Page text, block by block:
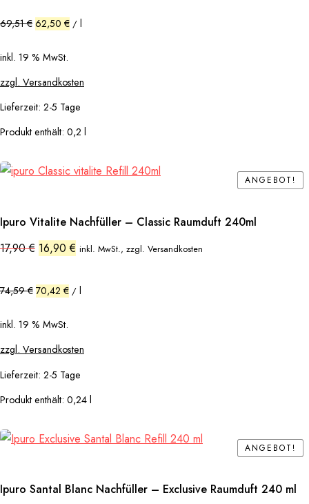
69,51€ 62,50 € / l
inkl. 19 % MwSt.
zzgl. Versandkosten
Lieferzeit: 2-5 Tage
Produkt enthält: 0,2 l
ANGEBOT!
ANGEBOT!
Ipuro Vitalite Nachfüller – Classic Raumduft 240ml
17,90€ Ursprünglicher
Preis
17,90 €
16,90€ Aktueller
Preis
inkl. MwSt., zzgl. Versandkosten
74,59€ 70,42 € / l
inkl. 19 % MwSt.
zzgl. Versandkosten
Lieferzeit: 2-5 Tage
Produkt enthält: 0,24 l
ANGEBOT!
ANGEBOT!
Ipuro Santal Blanc Nachfüller – Exclusive Raumduft 240 ml